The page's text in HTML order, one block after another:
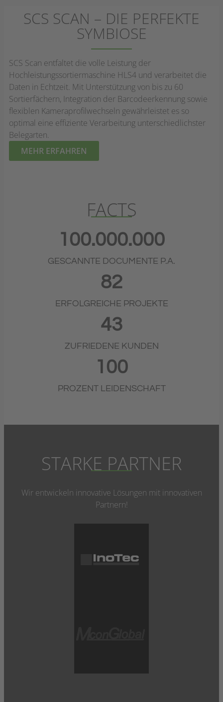
SCS SCAN – DIE PERFEKTE
SYMBIOSE
SCS Scan entfaltet die volle Leistung der
Hochleistungssortiermaschine HLS4 und verarbeitet die
Daten in Echtzeit. Mit Unterstützung von bis zu 60
Sortierfächern, Integration der Barcodeerkennung sowie
flexiblen Kameraprofilwechseln gewährleistet es so
optimal eine effiziente Verarbeitung unterschiedlichster
Belegarten.
MEHR ERFAHREN
FACTS
GESCANNTE DOCUMENTE P.A.
100.000.000
ERFOLGREICHE PROJEKTE
82
ZUFRIEDENE KUNDEN
43
PROZENT LEIDENSCHAFT
100
STARKE PARTNER
Wir entwickeln innovative Lösungen mit innovativen
Partnern!